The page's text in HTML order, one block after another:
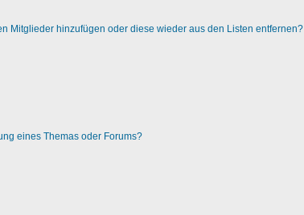
Mitglieder hinzufügen oder diese wieder aus den Listen entfernen?
eines Themas oder Forums?